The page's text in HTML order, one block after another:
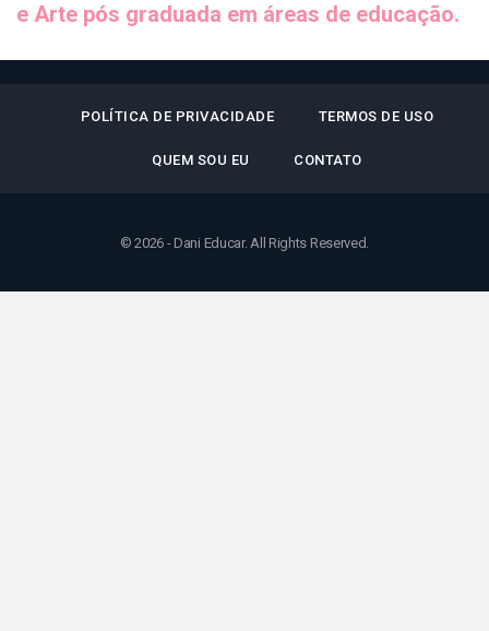
e Arte pós graduada em áreas de educação.
POLÍTICA DE PRIVACIDADE TERMOS DE USO
QUEM SOU EU CONTATO
© 2026 - Dani Educar. All Rights Reserved.